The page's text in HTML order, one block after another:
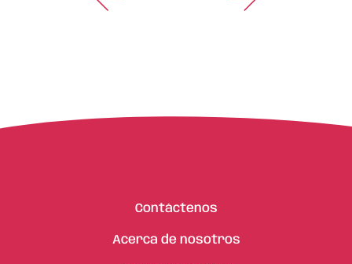
Contáctenos
Acerca de nosotros